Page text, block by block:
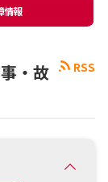
情報通知サー
情報
RSS
・故